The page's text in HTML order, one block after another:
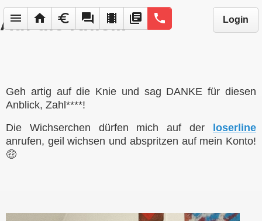
menu home euro forum local_movies library_books phone Login
Auf die Knie...
Geh artig auf die Knie und sag DANKE für diesen
Anblick, Zahl****!
Die Wichserchen dürfen mich auf der loserline
anrufen, geil wichsen und abspritzen auf mein Konto!
🤑